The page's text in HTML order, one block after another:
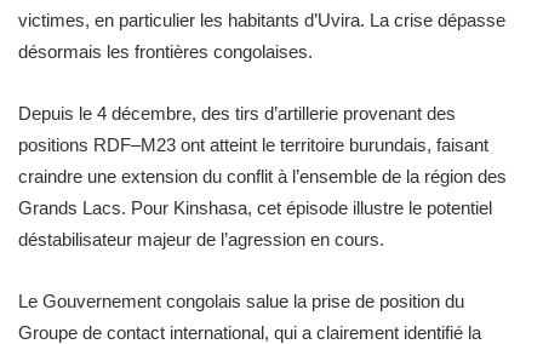
victimes, en particulier les habitants d’Uvira. La crise dépasse
désormais les frontières congolaises.
Depuis le 4 décembre, des tirs d’artillerie provenant des
positions RDF–M23 ont atteint le territoire burundais, faisant
craindre une extension du conflit à l’ensemble de la région des
Grands Lacs. Pour Kinshasa, cet épisode illustre le potentiel
déstabilisateur majeur de l’agression en cours.
Le Gouvernement congolais salue la prise de position du
Groupe de contact international, qui a clairement identifié la